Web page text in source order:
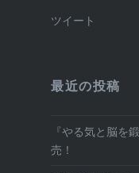
ツイート
最近の投稿
『やる気と脳を
売！